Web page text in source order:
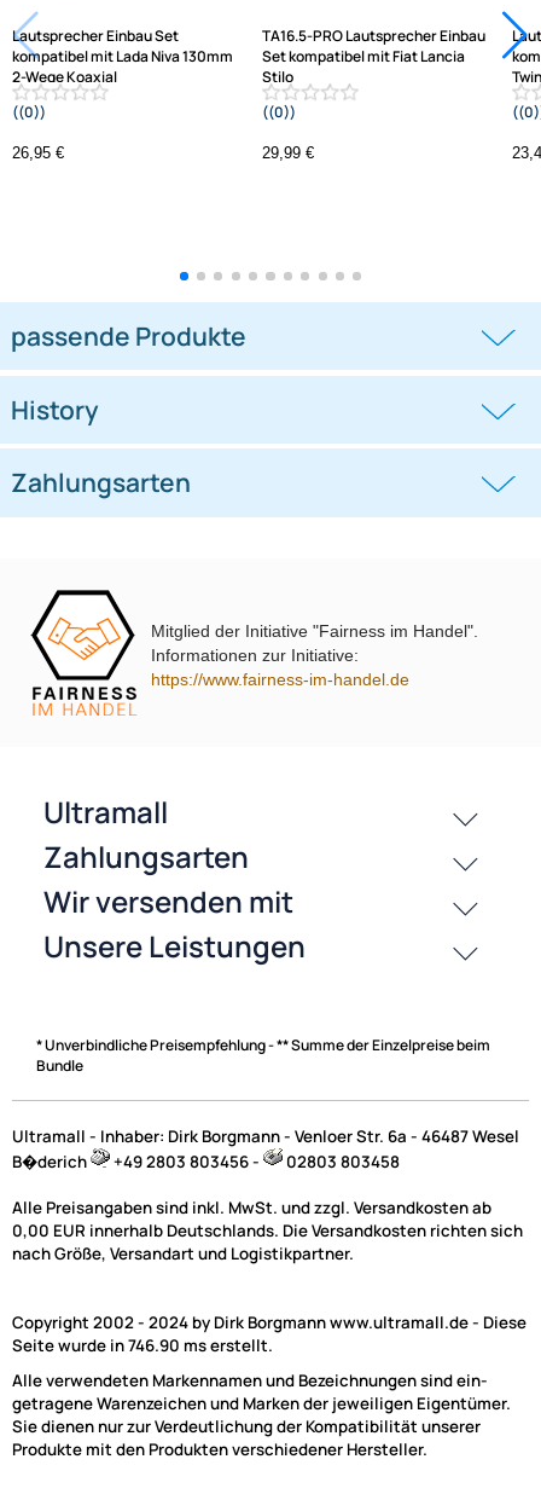
Varianten: Lautsprecher Einbau Set
Lautsprecher Einbau Set
kompatibel mit Lada Niva 130mm
2-Wege Koaxial
System TA13.0-PRO
((0))
26,95 €
Set kompatibel mit Fiat Lancia
Bravo Croma Delta 165mm 2-Wege
((0))
passende Produkte
Zahlungsarten
Mitglied der Initiative "Fairness im Handel".
Informationen zur Initiative:
https://www.fairness-im-handel.de
* Unverbindliche Preisempfehlung - ** Summe der Einzelpreise beim
Bundle
Ultramall - Inhaber: Dirk Borgmann - Venloer Str. 6a - 46487 Wesel
B�derich
+49 2803 803456 - 02803 803458
Alle Preisangaben sind inkl. MwSt. und zzgl. Versandkosten ab
0,00 EUR innerhalb Deutschlands. Die Versandkosten richten sich
nach Größe, Versandart und Logistikpartner.
Copyright 2002 - 2024 by Dirk Borgmann www.ultramall.de - Diese
Seite wurde in 746.90 ms erstellt.
Alle verwendeten Markennamen und Bezeichnungen sind ein-
getragene Warenzeichen und Marken der jeweiligen Eigentümer.
Sie dienen nur zur Verdeutlichung der Kompatibilität unserer
Produkte mit den Produkten verschiedener Hersteller.